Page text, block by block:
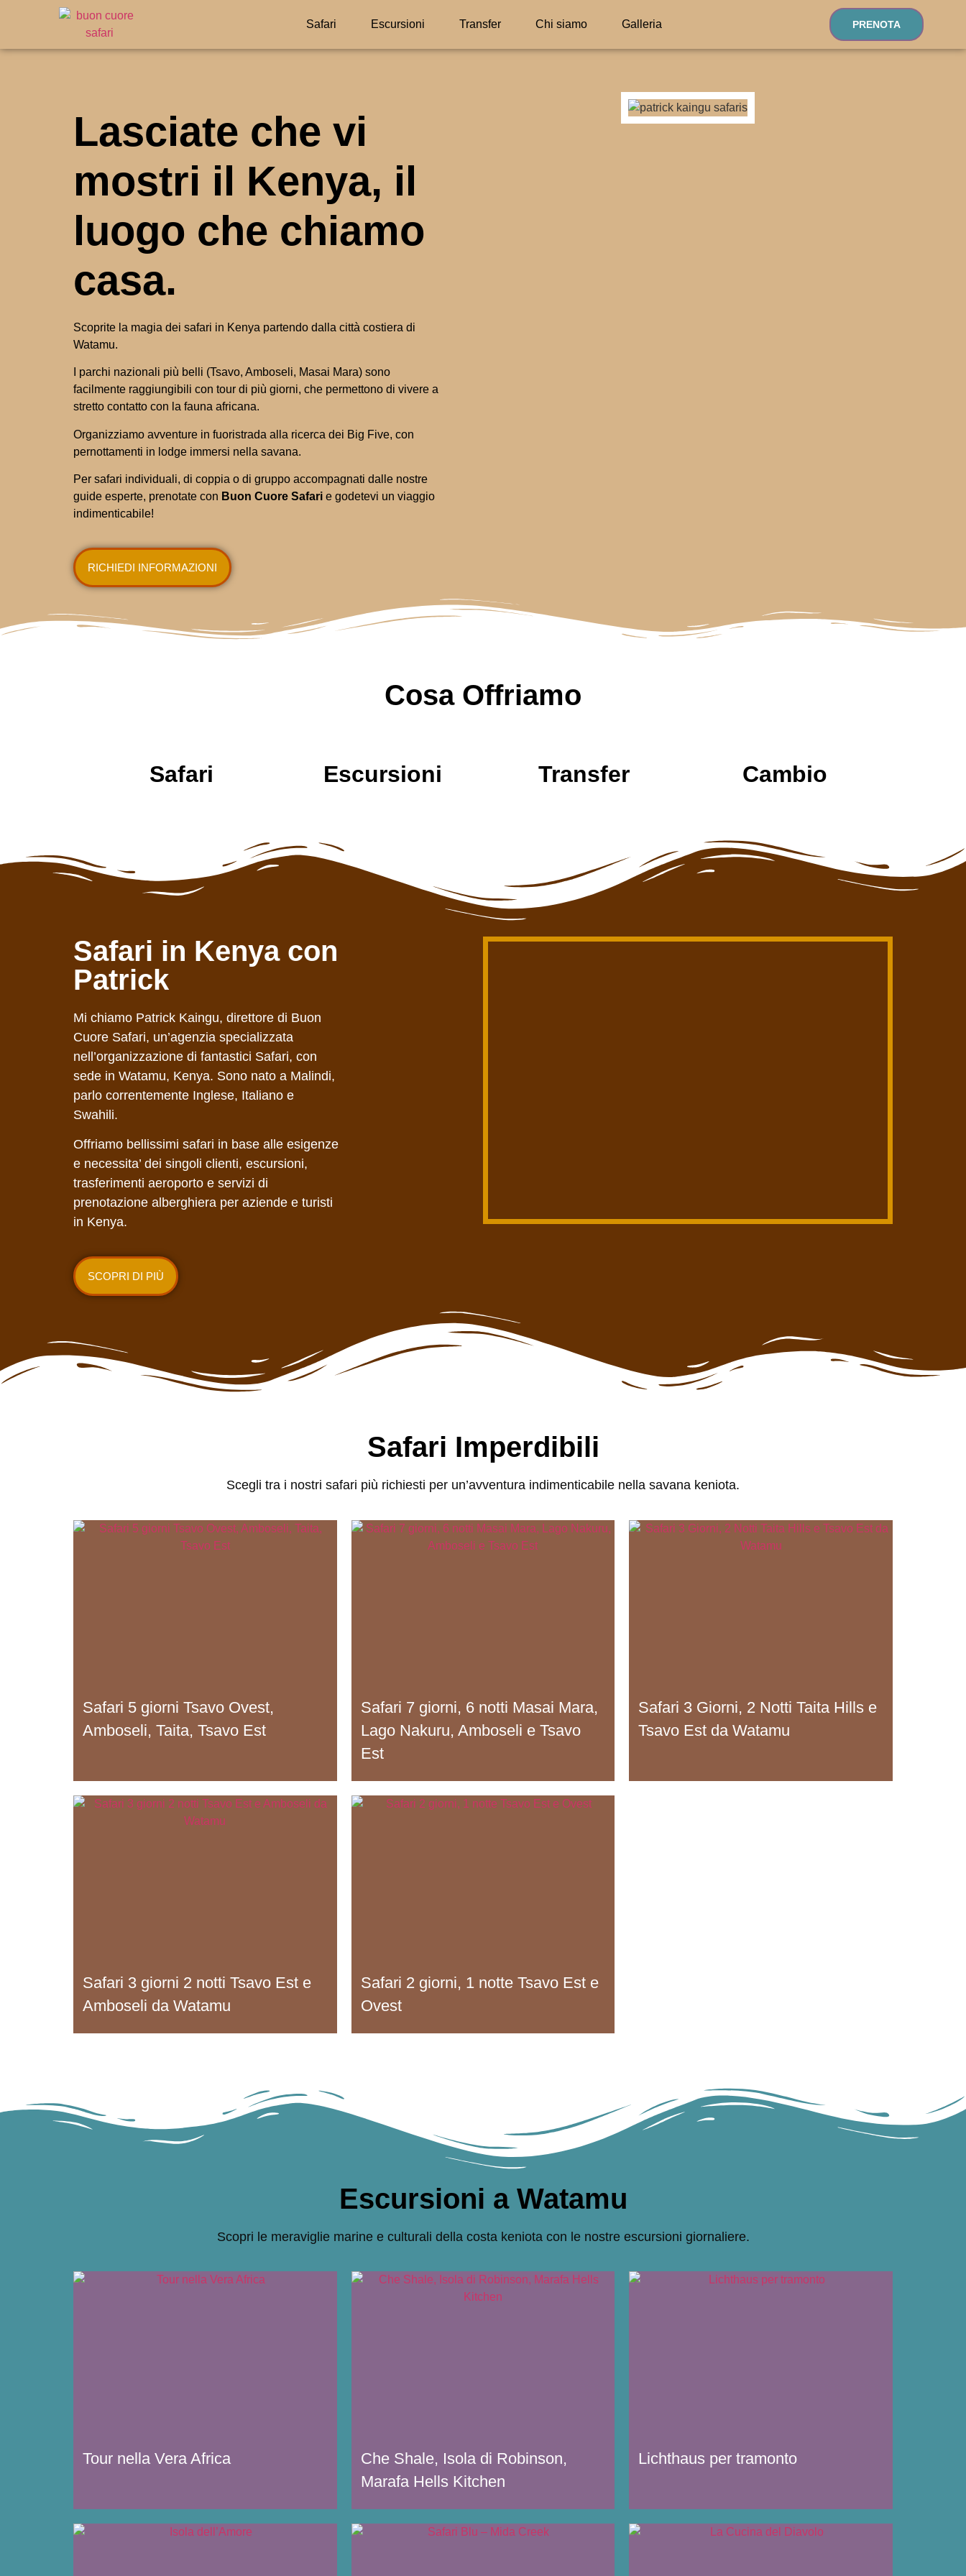
Safari Escursioni Transfer Chi siamo Galleria PRENOTA
Lasciate che vi
mostri il Kenya, il
luogo che chiamo
casa.
Scoprite la magia dei safari in Kenya partendo dalla città costiera di
Watamu.
I parchi nazionali più belli (Tsavo, Amboseli, Masai Mara) sono
facilmente raggiungibili con tour di più giorni, che permettono di vivere a
stretto contatto con la fauna africana.
Organizziamo avventure in fuoristrada alla ricerca dei Big Five, con
pernottamenti in lodge immersi nella savana.
Per safari individuali, di coppia o di gruppo accompagnati dalle nostre
guide esperte, prenotate con Buon Cuore Safari e godetevi un viaggio
indimenticabile!
RICHIEDI INFORMAZIONI
Cosa Offriamo
Safari Escursioni Transfer Cambio
Safari in Kenya con
Patrick
Mi chiamo Patrick Kaingu, direttore di Buon
Cuore Safari, un’agenzia specializzata
nell’organizzazione di fantastici Safari, con
sede in Watamu, Kenya. Sono nato a Malindi,
parlo correntemente Inglese, Italiano e
Swahili.
Offriamo bellissimi safari in base alle esigenze
e necessita’ dei singoli clienti, escursioni,
trasferimenti aeroporto e servizi di
prenotazione alberghiera per aziende e turisti
in Kenya.
SCOPRI DI PIÙ
Safari Imperdibili
Scegli tra i nostri safari più richiesti per un’avventura indimenticabile nella savana keniota.
Safari 5 giorni Tsavo Ovest,
Amboseli, Taita, Tsavo Est
Safari 7 giorni, 6 notti Masai Mara,
Lago Nakuru, Amboseli e Tsavo
Est
Safari 3 Giorni, 2 Notti Taita Hills e
Tsavo Est da Watamu
Safari 3 giorni 2 notti Tsavo Est e
Amboseli da Watamu
Safari 2 giorni, 1 notte Tsavo Est e
Ovest
Escursioni a Watamu
Scopri le meraviglie marine e culturali della costa keniota con le nostre escursioni giornaliere.
Tour nella Vera Africa
Che Shale, Isola di Robinson,
Marafa Hells Kitchen
Lichthaus per tramonto